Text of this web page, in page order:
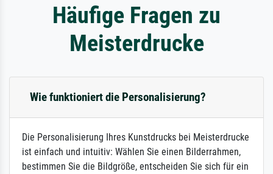
Häufige Fragen zu
Meisterdrucke
Wie funktioniert die Personalisierung?
Die Personalisierung Ihres Kunstdrucks bei Meisterdrucke
ist einfach und intuitiv: Wählen Sie einen Bilderrahmen,
bestimmen Sie die Bildgröße, entscheiden Sie sich für ein